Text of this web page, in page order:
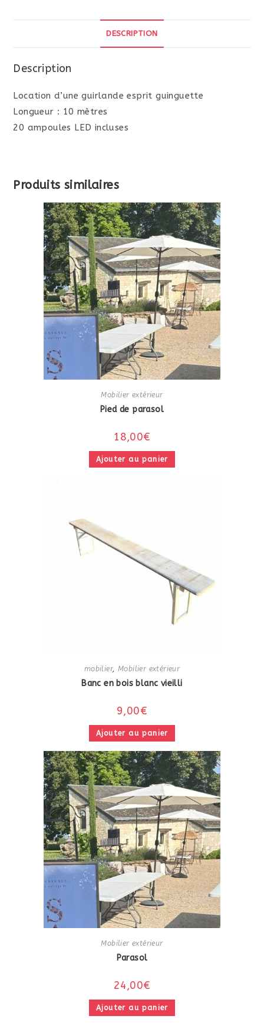
DESCRIPTION
Description
Location d’une guirlande esprit guinguette
Longueur : 10 mètres
20 ampoules LED incluses
Produits similaires
Mobilier extérieur
Pied de parasol
18,00€
Ajouter au panier
mobilier, Mobilier extérieur
Banc en bois blanc vieilli
9,00€
Ajouter au panier
Mobilier extérieur
Parasol
24,00€
Ajouter au panier